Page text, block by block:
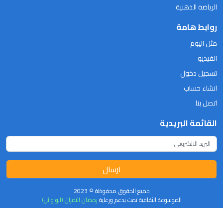
الرياضة الذهنية
روابط هامة
مثل اليوم
الفيديو
تسجيل دخول
انشاء حساب
اتصل بنا
القائمة البريدية
ارسال
جميع الحقوق محفوظة © 2023
الموسوعة الثقافية تمت بدعم ورعايةرمضان النمران (ابو وائل)